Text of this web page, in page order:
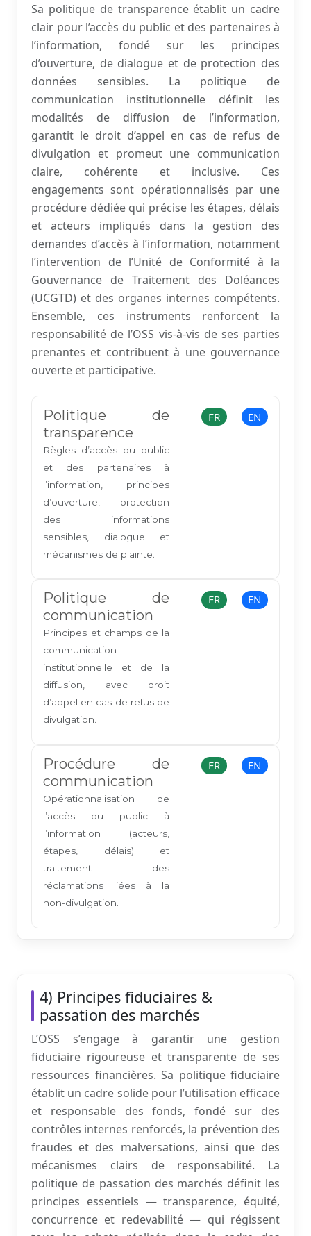
Sa politique de transparence établit un cadre
clair pour l’accès du public et des partenaires à
l’information, fondé sur les principes
d’ouverture, de dialogue et de protection des
données sensibles. La politique de
communication institutionnelle définit les
modalités de diffusion de l’information,
garantit le droit d’appel en cas de refus de
divulgation et promeut une communication
claire, cohérente et inclusive. Ces
engagements sont opérationnalisés par une
procédure dédiée qui précise les étapes, délais
et acteurs impliqués dans la gestion des
demandes d’accès à l’information, notamment
l’intervention de l’Unité de Conformité à la
Gouvernance de Traitement des Doléances
(UCGTD) et des organes internes compétents.
Ensemble, ces instruments renforcent la
responsabilité de l’OSS vis-à-vis de ses parties
prenantes et contribuent à une gouvernance
ouverte et participative.
Politique de
transparence
Règles d’accès du public
et des partenaires à
l’information, principes
d’ouverture, protection
des informations
sensibles, dialogue et
mécanismes de plainte.
FR EN
Politique de
communication
Principes et champs de la
communication
institutionnelle et de la
diffusion, avec droit
d’appel en cas de refus de
divulgation.
FR EN
Procédure de
communication
Opérationnalisation de
l’accès du public à
l’information (acteurs,
étapes, délais) et
traitement des
réclamations liées à la
non-divulgation.
FR EN
4) Principes fiduciaires &
passation des marchés
L’OSS s’engage à garantir une gestion
fiduciaire rigoureuse et transparente de ses
ressources financières. Sa politique fiduciaire
établit un cadre solide pour l’utilisation efficace
et responsable des fonds, fondé sur des
contrôles internes renforcés, la prévention des
fraudes et des malversations, ainsi que des
mécanismes clairs de responsabilité. La
politique de passation des marchés définit les
principes essentiels — transparence, équité,
concurrence et redevabilité — qui régissent